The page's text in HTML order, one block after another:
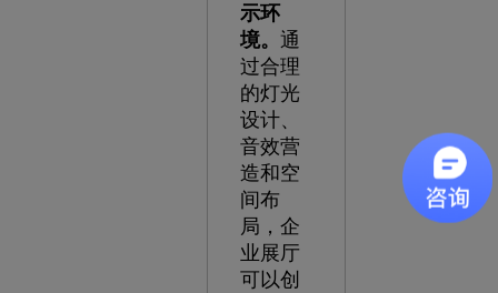
示环
境。 通
过合理
的灯光
设计、
音效营
造和空
间布
局，企
业展厅
可以创